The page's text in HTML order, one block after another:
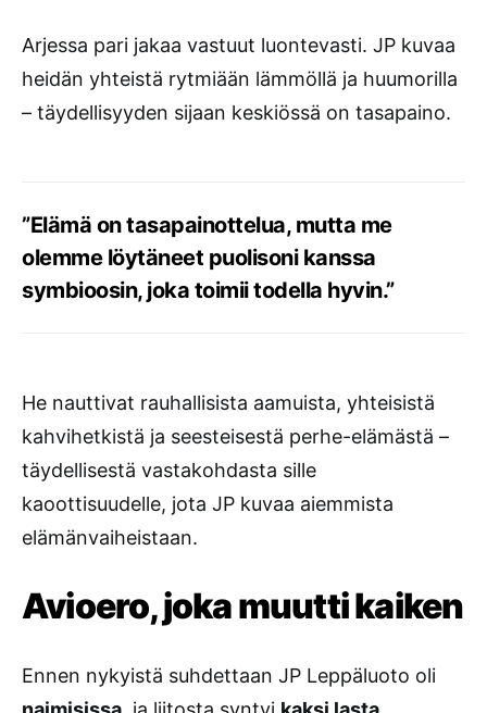
Arjessa pari jakaa vastuut luontevasti. JP kuvaa
heidän yhteistä rytmiään lämmöllä ja huumorilla
– täydellisyyden sijaan keskiössä on tasapaino.
”Elämä on tasapainottelua, mutta me
olemme löytäneet puolisoni kanssa
symbioosin, joka toimii todella hyvin.”
He nauttivat rauhallisista aamuista, yhteisistä
kahvihetkistä ja seesteisestä perhe-elämästä –
täydellisestä vastakohdasta sille
kaoottisuudelle, jota JP kuvaa aiemmista
elämänvaiheistaan.
Avioero, joka muutti kaiken
Ennen nykyistä suhdettaan JP Leppäluoto oli